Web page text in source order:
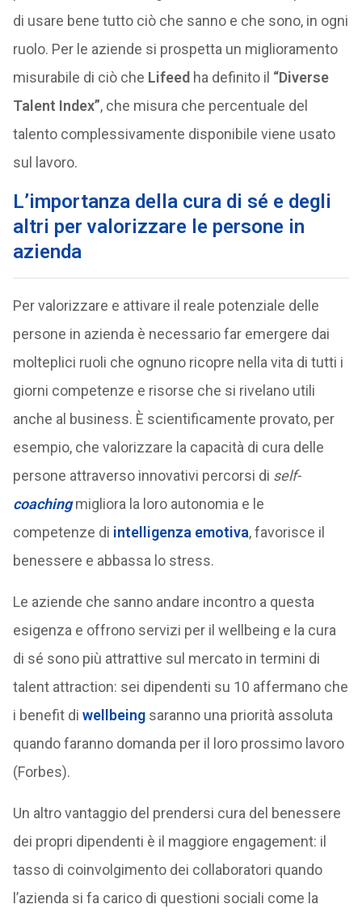
di usare bene tutto ciò che sanno e che sono, in ogni
ruolo. Per le aziende si prospetta un miglioramento
misurabile di ciò che Lifeed ha definito il “Diverse
Talent Index”, che misura che percentuale del
talento complessivamente disponibile viene usato
sul lavoro.
L’importanza della cura di sé e degli
altri per valorizzare le persone in
azienda
Per valorizzare e attivare il reale potenziale delle
persone in azienda è necessario far emergere dai
molteplici ruoli che ognuno ricopre nella vita di tutti i
giorni competenze e risorse che si rivelano utili
anche al business. È scientificamente provato, per
esempio, che valorizzare la capacità di cura delle
persone attraverso innovativi percorsi di self-
coachingmigliora la loro autonomia e le
competenze di intelligenza emotiva, favorisce il
benessere e abbassa lo stress.
Le aziende che sanno andare incontro a questa
esigenza e offrono servizi per il wellbeing e la cura
di sé sono più attrattive sul mercato in termini di
talent attraction: sei dipendenti su 10 affermano che
i benefit di wellbeingsaranno una priorità assoluta
quando faranno domanda per il loro prossimo lavoro
(Forbes).
Un altro vantaggio del prendersi cura del benessere
dei propri dipendenti è il maggiore engagement: il
tasso di coinvolgimento dei collaboratori quando
l’azienda si fa carico di questioni sociali come la